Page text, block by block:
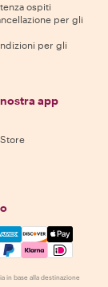
ospiti
per gli
per gli
app
Visa, Amex,
in base alla destinazione